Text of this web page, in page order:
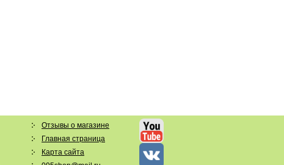
Отзывы о магазине
Главная страница
Карта сайта